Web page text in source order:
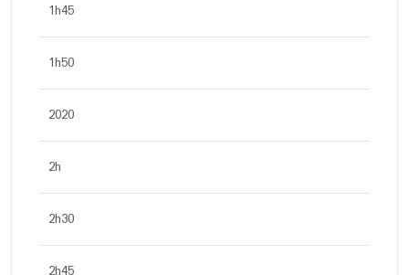
1h45
1h50
2020
2h
2h30